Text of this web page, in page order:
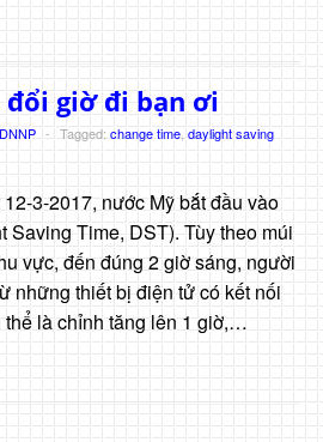
giờ đi bạn ơi
- Tagged: change time daylight saving
3-2017, nước Mỹ bắt đầu vào
Time, DST). Tùy theo múi
vực, đến đúng 2 giờ sáng, người
những thiết bị điện tử có kết nối
thể là chỉnh tăng lên 1 giờ,…